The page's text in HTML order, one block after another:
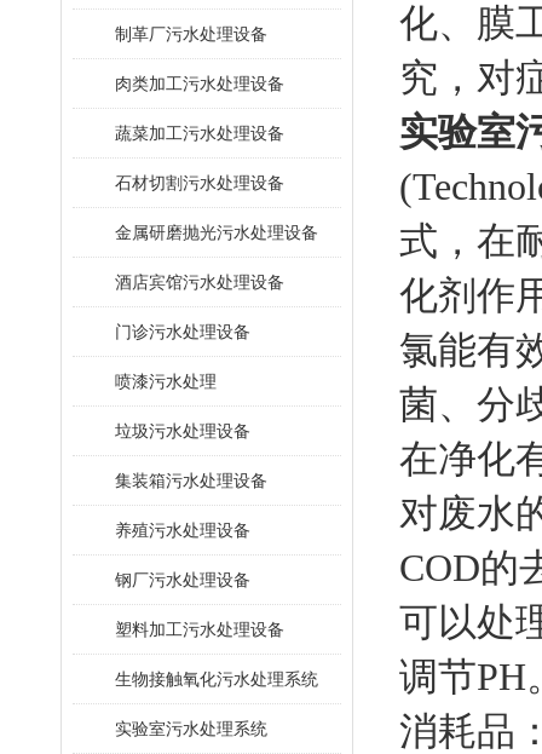
制革厂污水处理设备
肉类加工污水处理设备
蔬菜加工污水处理设备
石材切割污水处理设备
金属研磨抛光污水处理设备
酒店宾馆污水处理设备
门诊污水处理设备
喷漆污水处理
垃圾污水处理设备
集装箱污水处理设备
养殖污水处理设备
钢厂污水处理设备
塑料加工污水处理设备
生物接触氧化污水处理系统
​实验室污水处理系统
化、膜
究，对
实验室
式，在
化剂作
氯能有
菌、分
在净化
对废水
COD的
可以处
调节PH
消耗品